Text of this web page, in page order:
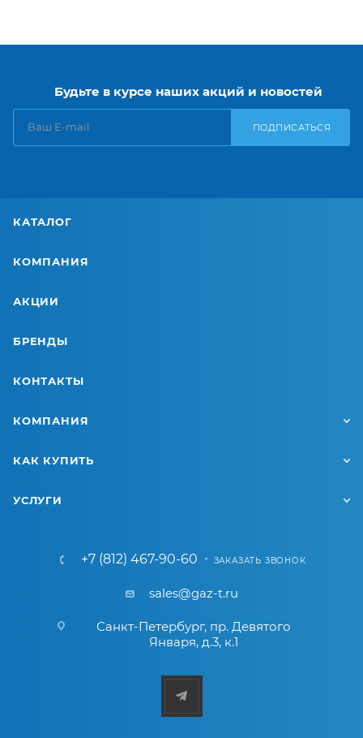
Будьте в курсе наших акций и новостей
ПОДПИСАТЬСЯ
КАТАЛОГ
КОМПАНИЯ
АКЦИИ
БРЕНДЫ
КОНТАКТЫ
КОМПАНИЯ
КАК КУПИТЬ
УСЛУГИ
+7 (812) 467-90-60 ЗАКАЗАТЬ ЗВОНОК
sales@gaz-t.ru
Санкт-Петербург, пр. Девятого
Января, д.3, к.1